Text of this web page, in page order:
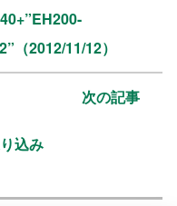
（2012/11/12）
次の記事
込み